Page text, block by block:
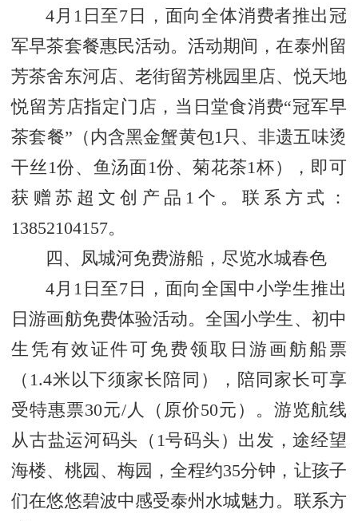
4月1日至7日，面向全体消费者推出冠
军早茶套餐惠民活动。活动期间，在泰州留
芳茶舍东河店、老街留芳桃园里店、悦天地
悦留芳店指定门店，当日堂食消费“冠军早
茶套餐”（内含黑金蟹黄包1只、非遗五味烫
干丝1份、鱼汤面1份、菊花茶1杯），即可
获赠苏超文创产品1个。联系方式：
13852104157。
四、凤城河免费游船，尽览水城春色
4月1日至7日，面向全国中小学生推出
日游画舫免费体验活动。全国小学生、初中
生凭有效证件可免费领取日游画舫船票
（1.4米以下须家长陪同），陪同家长可享
受特惠票30元/人（原价50元）。游览航线
从古盐运河码头（1号码头）出发，途经望
海楼、桃园、梅园，全程约35分钟，让孩子
们在悠悠碧波中感受泰州水城魅力。联系方